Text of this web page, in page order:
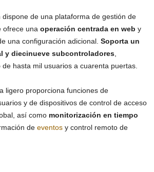
dispone de una plataforma de gestión de
ofrece una operación centrada en web y
una configuración adicional. Soporta un
y diecinueve subcontroladores
hasta mil usuarios a cuarenta puertas.
ligero proporciona funciones de
y de dispositivos de control de acceso
así como monitorización en tiempo
de eventos y control remoto de